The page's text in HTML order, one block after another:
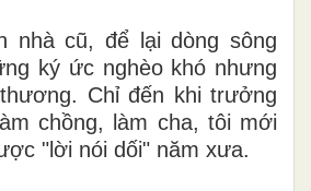
nhà cũ, để lại dòng sông
ký ức nghèo khó nhưng
Chỉ đến khi trưởng
chồng, làm cha, tôi mới
"lời nói dối" năm xưa.